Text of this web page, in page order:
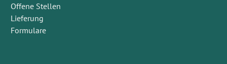
Offene Stellen
Lieferung
Formulare